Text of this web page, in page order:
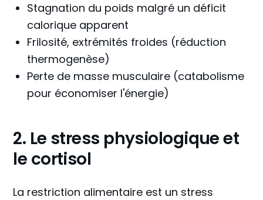
Stagnation du poids malgré un déficit
calorique apparent
Frilosité, extrémités froides (réduction
thermogenèse)
Perte de masse musculaire (catabolisme
pour économiser l'énergie)
2. Le stress physiologique et
le cortisol
La restriction alimentaire est un stress